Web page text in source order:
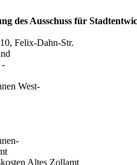
des Ausschuss für
Felix-Dahn-Str.
-
West-
Altes Zollamt